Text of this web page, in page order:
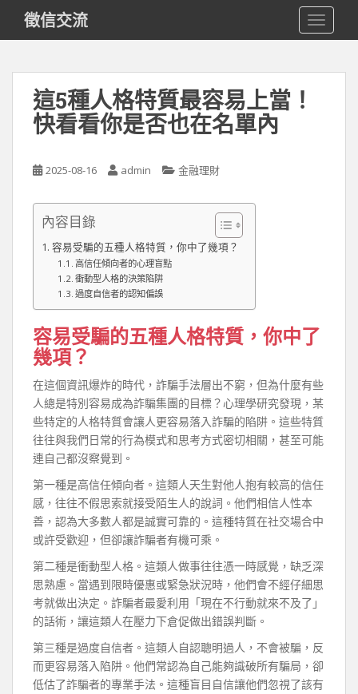
i
徵信交流
這5種人格特質最容易上當！
快看看你是否也在名單內
2025-08-16 admin 金融理財
內容目錄
容易受騙的五種人格特質，你中了幾項？
高信任傾向者的心理盲點
衝動型人格的決策陷阱
過度自信者的認知偏誤
容易受騙的五種人格特質，你中了
幾項？
在這個資訊爆炸的時代，詐騙手法層出不窮，但為什麼有些
人總是特別容易成為詐騙集團的目標？心理學研究發現，某
些特定的人格特質會讓人更容易落入詐騙的陷阱。這些特質
往往與我們日常的行為模式和思考方式密切相關，甚至可能
連自己都沒察覺到。
第一種是高信任傾向者。這類人天生對他人抱有較高的信任
感，往往不假思索就接受陌生人的說詞。他們相信人性本
善，認為大多數人都是誠實可靠的。這種特質在社交場合中
或許受歡迎，但卻讓詐騙者有機可乘。
第二種是衝動型人格。這類人做事往往憑一時感覺，缺乏深
思熟慮。當遇到限時優惠或緊急狀況時，他們會不經仔細思
考就做出決定。詐騙者最愛利用「現在不行動就來不及了」
的話術，讓這類人在壓力下倉促做出錯誤判斷。
第三種是過度自信者。這類人自認聰明過人，不會被騙，反
而更容易落入陷阱。他們常認為自己能夠識破所有騙局，卻
低估了詐騙者的專業手法。這種盲目自信讓他們忽視了該有